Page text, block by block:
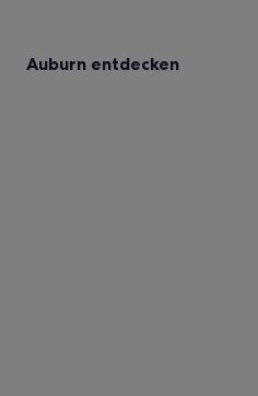
Auburn entdecken